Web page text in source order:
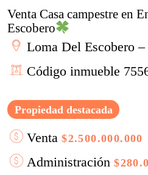
Venta Casa campestre en
Escobero
Loma Del Escobero
Código inmueble
Propiedad destacada
Venta$2.500.000.000
Administración